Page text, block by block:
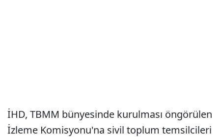
İHD, TBMM bünyesinde kurulması öngörülen
İzleme Komisyonu'na sivil toplum temsilcileri